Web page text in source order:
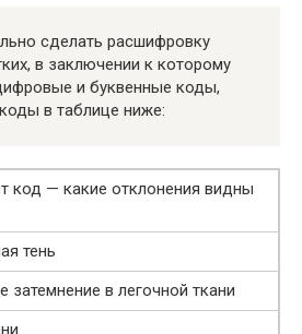
сделать расшифровку
в заключении к которому
и буквенные коды,
в таблице ниже:
код — какие отклонения видны
тень
затемнение в легочной ткани